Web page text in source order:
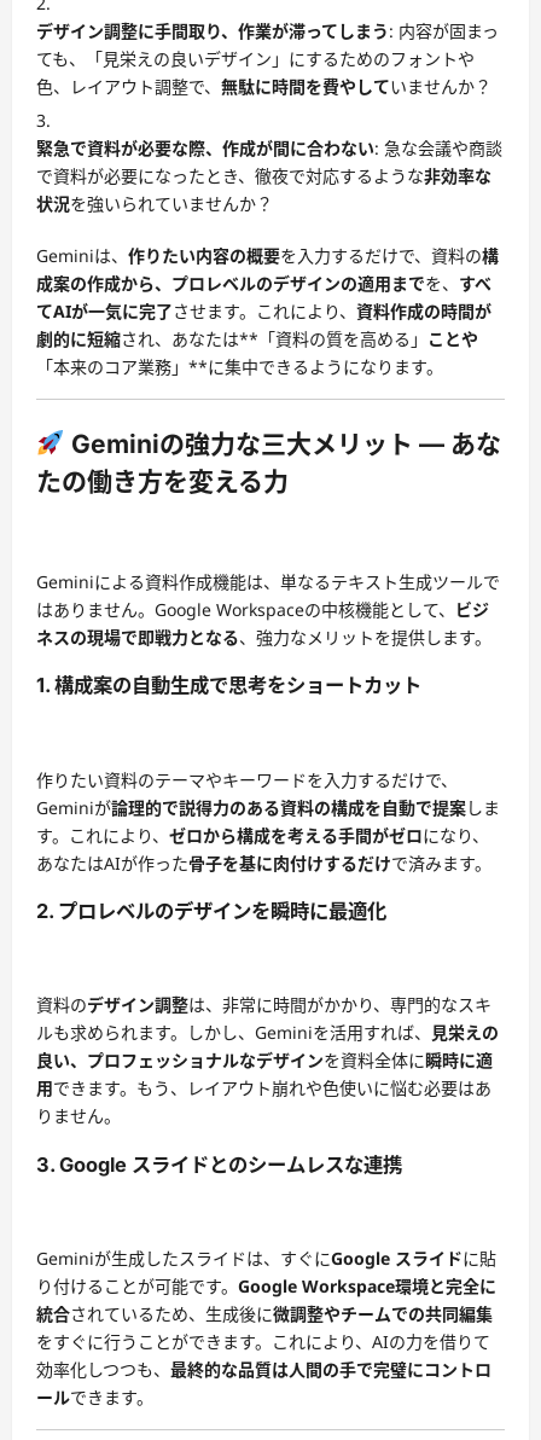
デザイン調整に手間取り、作業が滞ってしまう: 内容が固まっ
ても、「見栄えの良いデザイン」にするためのフォントや
色、レイアウト調整で、 無駄に時間を費やしていませんか？
緊急で資料が必要な際、作成が間に合わない: 急な会議や商談
で資料が必要になったとき、徹夜で対応するような非効率な
状況を強いられていませんか？
Geminiは、 作りたい内容の概要を入力するだけで、資料の構
成案の作成から、プロレベルのデザインの適用までを、 すべ
てAIが一気に完了させます。これにより、 資料作成の時間が
劇的に短縮され、あなたは**「資料の質を高める」 ことや
「本来のコア業務」**に集中できるようになります。
Geminiの強力な三大メリット — あな
たの働き方を変える力
Geminiによる資料作成機能は、単なるテキスト生成ツールで
はありません。Google Workspaceの中核機能として、
ビジ
ネスの現場で即戦力となる、強力なメリットを提供します。
1. 構成案の自動生成で思考をショートカット
作りたい資料のテーマやキーワードを入力するだけで、
Geminiが論理的で説得力のある資料の構成を自動で提案しま
す。これにより、 ゼロから構成を考える手間がゼロになり、
あなたはAIが作った骨子を基に肉付けするだけで済みます。
2. プロレベルのデザインを瞬時に最適化
資料のデザイン調整は、非常に時間がかかり、専門的なスキ
ルも求められます。しかし、Geminiを活用すれば、 見栄えの
良い、プロフェッショナルなデザインを資料全体に瞬時に適
用できます。もう、レイアウト崩れや色使いに悩む必要はあ
りません。
3. Google スライドとのシームレスな連携
Geminiが生成したスライドは、すぐにGoogle スライドに貼
り付けることが可能です。 Google Workspace環境と完全に
統合されているため、生成後に微調整やチームでの共同編集
をすぐに行うことができます。これにより、AIの力を借りて
効率化しつつも、 最終的な品質は人間の手で完璧にコントロ
ールできます。